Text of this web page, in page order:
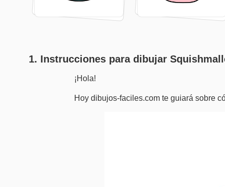
1. Instrucciones para dibujar
¡Hola!
Hoy dibujos-faciles.com te guiará sobre